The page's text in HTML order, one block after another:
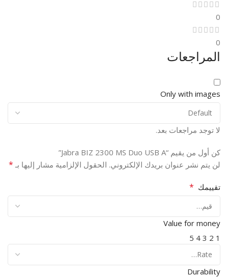
0
0
المراجعات
Only with images
لا توجد مراجعات بعد.
كن أول من يقيم “Jabra BIZ 2300 MS Duo USB A”
لن يتم نشر عنوان بريدك الإلكتروني. الحقول الإلزامية مشار إليها بـ *
تقييمك *
Value for money
1
2
3
4
5
Durability